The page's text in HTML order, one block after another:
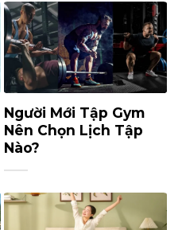
Người Mới Tập Gym
Nên Chọn Lịch Tập
Nào?